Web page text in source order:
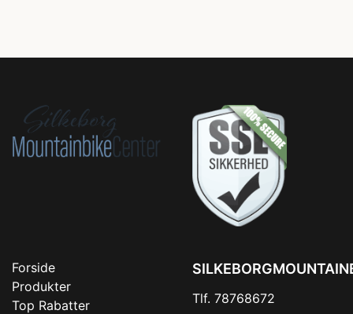
Forside
Produkter
Top Rabatter
Tlf. 78768672